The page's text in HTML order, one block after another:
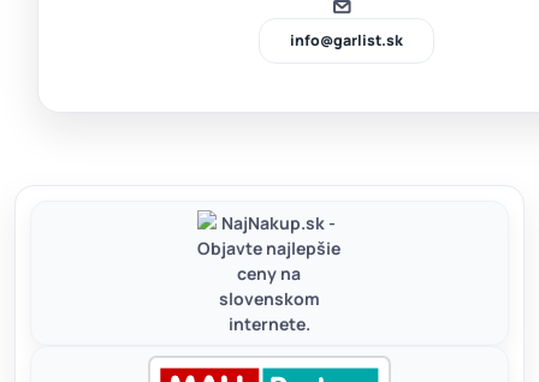
info@garlist.sk